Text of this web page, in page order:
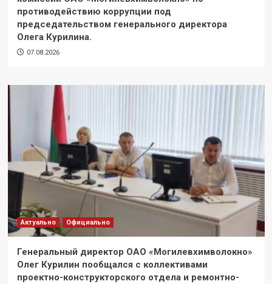
противодействию коррупции под
председательством генерального директора
Олега Курилина.
07.08.2026
Актуально Официально
Генеральный директор ОАО «Могилевхимволокно»
Олег Курилин пообщался с коллективами
проектно-конструкторского отдела и ремонтно-